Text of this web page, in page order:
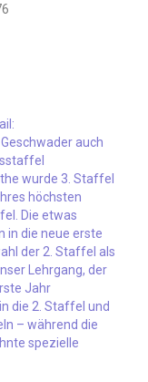
auch
wurde 3. Staffel
höchsten
Die etwas
in die neue erste
der 2. Staffel als
Lehrgang, der
Jahr
die 2. Staffel und
– während die
spezielle